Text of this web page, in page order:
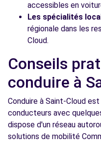
accessibles en
Les spécialités
régionale dans les
Cloud.
Conseils
conduire à
Conduire à Saint-Cloud
conducteurs avec
dispose d'un réseau
solutions de mobilité